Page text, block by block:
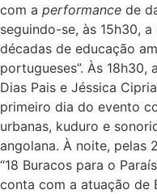
com a performance de
seguindo-se, às 15h30,
décadas de educação
portugueses”. Às 18h30,
Dias Pais e Jéssica
primeiro dia do evento
urbanas, kuduro e
angolana. À noite, pelas
“18 Buracos para o
conta com a atuação de